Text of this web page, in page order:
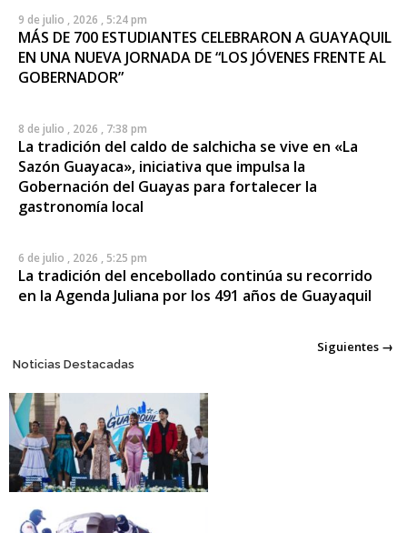
9 de julio , 2026 , 5:24 pm
MÁS DE 700 ESTUDIANTES CELEBRARON A GUAYAQUIL
EN UNA NUEVA JORNADA DE “LOS JÓVENES FRENTE AL
GOBERNADOR”
8 de julio , 2026 , 7:38 pm
La tradición del caldo de salchicha se vive en «La
Sazón Guayaca», iniciativa que impulsa la
Gobernación del Guayas para fortalecer la
gastronomía local
6 de julio , 2026 , 5:25 pm
La tradición del encebollado continúa su recorrido
en la Agenda Juliana por los 491 años de Guayaquil
Posts
navigation
Siguientes →
Noticias Destacadas